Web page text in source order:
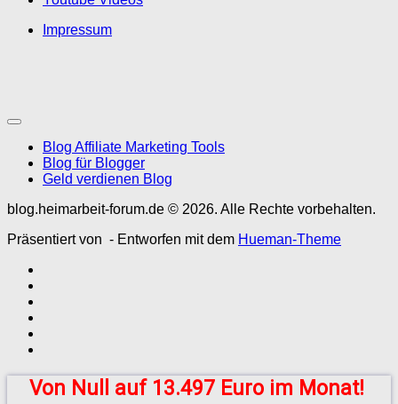
Impressum
Blog Affiliate Marketing Tools
Blog für Blogger
Geld verdienen Blog
blog.heimarbeit-forum.de © 2026. Alle Rechte vorbehalten.
Präsentiert von - Entworfen mit dem Hueman-Theme
Von Null auf 13.497 Euro im Monat!